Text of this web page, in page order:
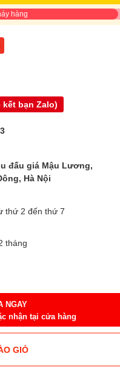
hàng
bạn Zalo)
đấu giá Mậu Lương,
Hà Nội
thứ 2 đến thứ 7
tháng
NGAY
nhận tại cửa hàng
GIỎ